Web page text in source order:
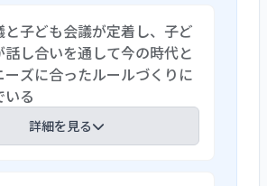
と子ども会議が定着し、子ど
話し合いを通して今の時代と
ーズに合ったルールづくりに
る
詳細を見る